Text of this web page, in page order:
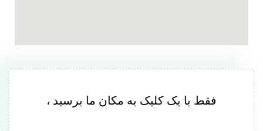
فقط با یک کلیک به مکان ما برسید ،